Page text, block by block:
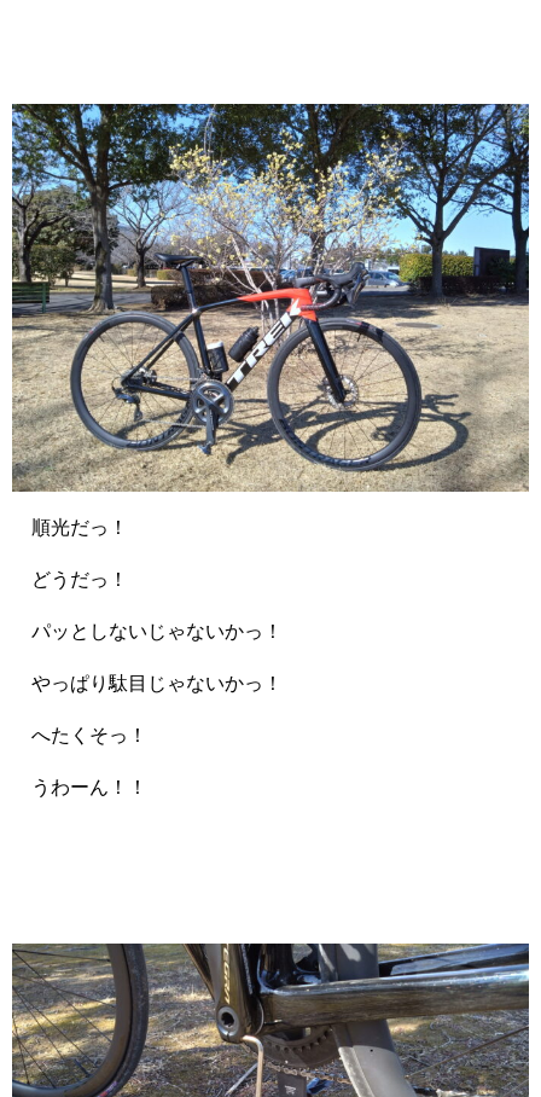
順光だっ！
どうだっ！
パッとしないじゃないかっ！
やっぱり駄目じゃないかっ！
へたくそっ！
うわーん！！